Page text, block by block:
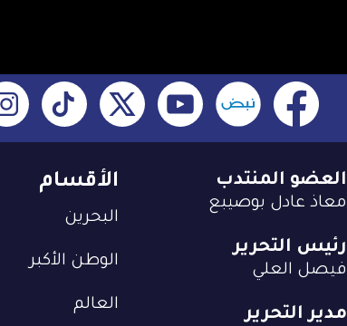
الأقسام
البحرين
الوطن الأكبر
العالم
العضو المنتدب
معاذ عادل بوصيبع
رئيس التحرير
فيصل العلي
مدير التحرير